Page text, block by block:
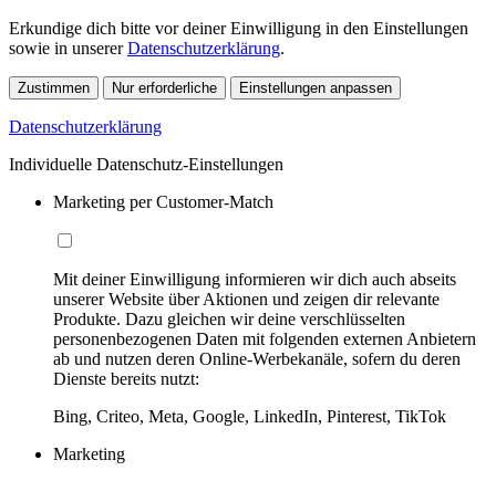
Erkundige dich bitte vor deiner Einwilligung in den Einstellungen
sowie in unsererDatenschutzerklärung.
Zustimmen Nur erforderliche Einstellungen anpassen
Datenschutzerklärung
Individuelle Datenschutz-Einstellungen
Marketing per Customer-Match
Mit deiner Einwilligung informieren wir dich auch abseits
unserer Website über Aktionen und zeigen dir relevante
Produkte. Dazu gleichen wir deine verschlüsselten
personenbezogenen Daten mit folgenden externen Anbietern
ab und nutzen deren Online-Werbekanäle, sofern du deren
Dienste bereits nutzt:
Bing, Criteo, Meta, Google, LinkedIn, Pinterest, TikTok
Marketing